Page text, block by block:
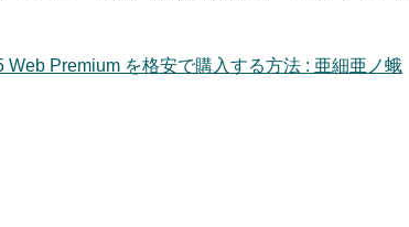
Premium を格安で購入する方法 : 亜細亜ノ蛾